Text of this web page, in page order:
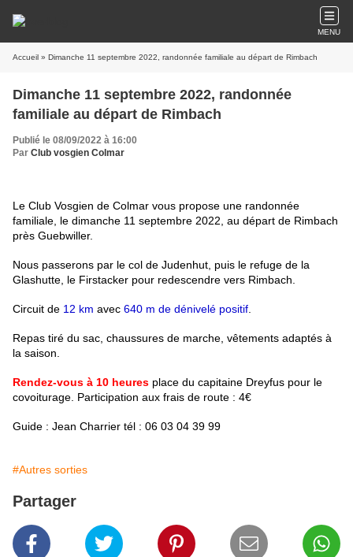
MENU
Accueil » Dimanche 11 septembre 2022, randonnée familiale au départ de Rimbach
Dimanche 11 septembre 2022, randonnée
familiale au départ de Rimbach
Publié le 08/09/2022 à 16:00
Par Club vosgien Colmar
Le Club Vosgien de Colmar vous propose une randonnée
familiale, le dimanche 11 septembre 2022, au départ de Rimbach
près Guebwiller.
Nous passerons par le col de Judenhut, puis le refuge de la
Glashutte, le Firstacker pour redescendre vers Rimbach.
Circuit de 12 km avec 640 m de dénivelé positif
Repas tiré du sac, chaussures de marche, vêtements adaptés à
la saison.
Rendez-vous à 10 heures place du capitaine Dreyfus pour le
covoiturage. Participation aux frais de route : 4€
Guide : Jean Charrier tél : 06 03 04 39 99
#Autres sorties
Partager